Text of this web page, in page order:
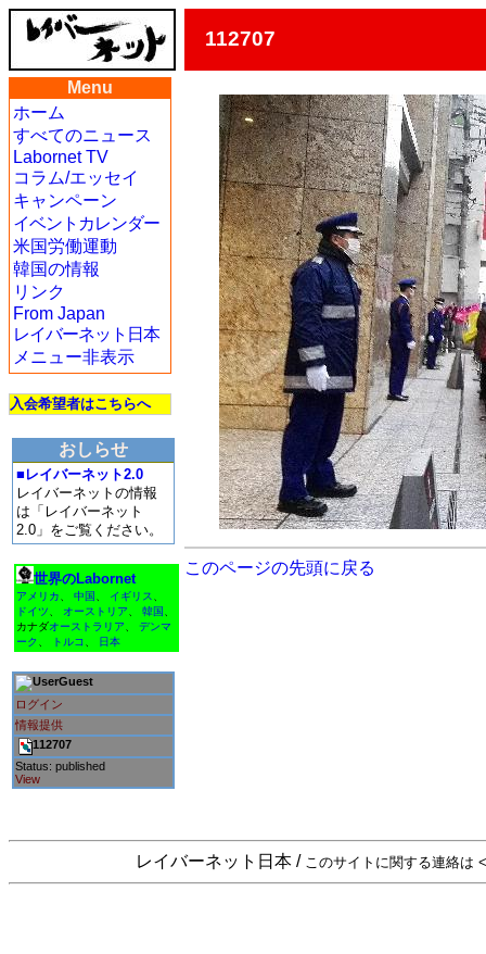
112707
Menu
ホーム
すべてのニュース
Labornet TV
コラム/エッセイ
キャンペーン
イベントカレンダー
米国労働運動
韓国の情報
リンク
From Japan
レイバーネット日本
メニュー非表示
入会希望者はこちらへ
おしらせ
■レイバーネット2.0
レイバーネットの情報
は「レイバーネット
2.0」をご覧ください。
世界のLabornet
アメリカ 中国 イギリス
ドイツ
オーストリア 韓国
カナダオーストラリア
デンマ
ーク
トルコ 日本
Guest
ログイン
情報提供
112707
Status: published
View
このページの先頭に戻る
レイバーネット日本 / このサイトに関する連絡は